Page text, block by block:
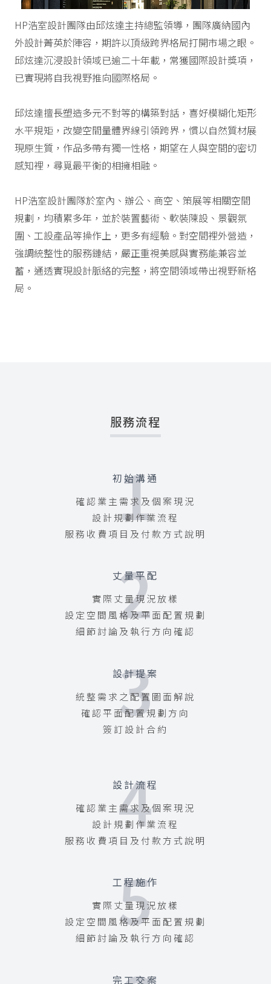
HP浩室設計團隊由邱炫達主持總監領導，團隊廣納國內
外設計菁英於陣容，期許以頂級跨界格局打開市場之眼。
邱炫達沉浸設計領域已逾二十年載，常獲國際設計獎項，
已實現將自我視野推向國際格局。
邱炫達擅長塑造多元不對等的構築對話，喜好模糊化矩形
水平規矩，改變空間量體界線引領跨界，慣以自然質材展
現原生質，作品多帶有獨一性格，期望在人與空間的密切
感知裡，尋覓最平衡的相擁相融。
HP浩室設計團隊於室內、辦公、商空、策展等相關空間
規劃，均積累多年，並於裝置藝術、軟裝陳設、景觀氛
圍、工設產品等操作上，更多有經驗。對空間裡外營造，
強調統整性的服務鏈結，嚴正重視美感與實務能兼容並
蓄，通透實現設計脈絡的完整，將空間領域帶出視野新格
局。
服務流程
1
初始溝通
確認業主需求及個案現況
設計規劃作業流程
服務收費項目及付款方式說明
2
丈量平配
實際丈量現況放樣
設定空間風格及平面配置規劃
細節討論及執行方向確認
3
設計提案
統整需求之配置圖面解說
確認平面配置規劃方向
簽訂設計合約
4
設計流程
確認業主需求及個案現況
設計規劃作業流程
服務收費項目及付款方式說明
5
工程施作
實際丈量現況放樣
設定空間風格及平面配置規劃
細節討論及執行方向確認
完工交案